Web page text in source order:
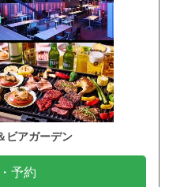
ビアガーデン
予約